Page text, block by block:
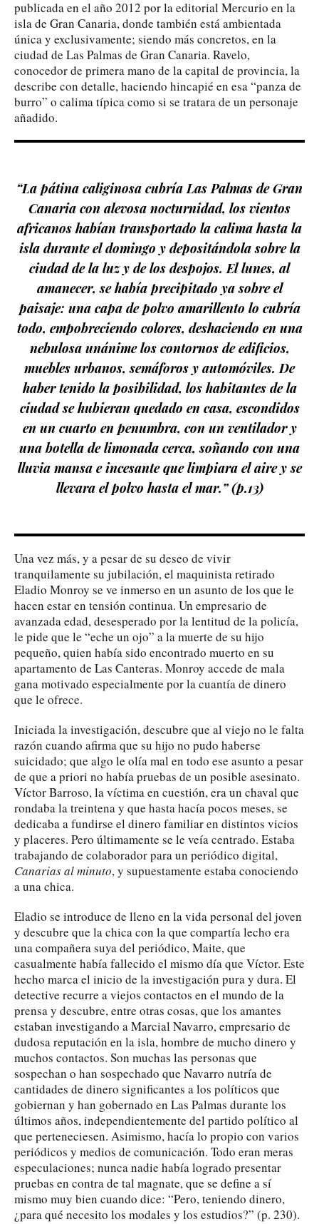
publicada en el año 2012 por la editorial Mercurio en la
isla de Gran Canaria, donde también está ambientada
única y exclusivamente; siendo más concretos, en la
ciudad de Las Palmas de Gran Canaria. Ravelo,
conocedor de primera mano de la capital de provincia, la
describe con detalle, haciendo hincapié en esa “panza de
burro” o calima típica como si se tratara de un personaje
añadido.
“La pátina caliginosa cubría Las Palmas de Gran
Canaria con alevosa nocturnidad, los vientos
africanos habían transportado la calima hasta la
isla durante el domingo y depositándola sobre la
ciudad de la luz y de los despojos. El lunes, al
amanecer, se había precipitado ya sobre el
paisaje: una capa de polvo amarillento lo cubría
todo, empobreciendo colores, deshaciendo en una
nebulosa unánime los contornos de edificios,
muebles urbanos, semáforos y automóviles. De
haber tenido la posibilidad, los habitantes de la
ciudad se hubieran quedado en casa, escondidos
en un cuarto en penumbra, con un ventilador y
una botella de limonada cerca, soñando con una
lluvia mansa e incesante que limpiara el aire y se
llevara el polvo hasta el mar.” (p.13)
Una vez más, y a pesar de su deseo de vivir
tranquilamente su jubilación, el maquinista retirado
Eladio Monroy se ve inmerso en un asunto de los que le
hacen estar en tensión continua. Un empresario de
avanzada edad, desesperado por la lentitud de la policía,
le pide que le “eche un ojo” a la muerte de su hijo
pequeño, quien había sido encontrado muerto en su
apartamento de Las Canteras. Monroy accede de mala
gana motivado especialmente por la cuantía de dinero
que le ofrece.
Iniciada la investigación, descubre que al viejo no le falta
razón cuando afirma que su hijo no pudo haberse
suicidado; que algo le olía mal en todo ese asunto a pesar
de que a priori no había pruebas de un posible asesinato.
Víctor Barroso, la víctima en cuestión, era un chaval que
rondaba la treintena y que hasta hacía pocos meses, se
dedicaba a fundirse el dinero familiar en distintos vicios
y placeres. Pero últimamente se le veía centrado. Estaba
trabajando de colaborador para un periódico digital,
Canarias al minuto, y supuestamente estaba conociendo
a una chica.
Eladio se introduce de lleno en la vida personal del joven
y descubre que la chica con la que compartía lecho era
una compañera suya del periódico, Maite, que
casualmente había fallecido el mismo día que Víctor. Este
hecho marca el inicio de la investigación pura y dura. El
detective recurre a viejos contactos en el mundo de la
prensa y descubre, entre otras cosas, que los amantes
estaban investigando a Marcial Navarro, empresario de
dudosa reputación en la isla, hombre de mucho dinero y
muchos contactos. Son muchas las personas que
sospechan o han sospechado que Navarro nutría de
cantidades de dinero significantes a los políticos que
gobiernan y han gobernado en Las Palmas durante los
últimos años, independientemente del partido político al
que perteneciesen. Asimismo, hacía lo propio con varios
periódicos y medios de comunicación. Todo eran meras
especulaciones; nunca nadie había logrado presentar
pruebas en contra de tal magnate, que se define a sí
mismo muy bien cuando dice: “Pero, teniendo dinero,
¿para qué necesito los modales y los estudios?” (p. 230).